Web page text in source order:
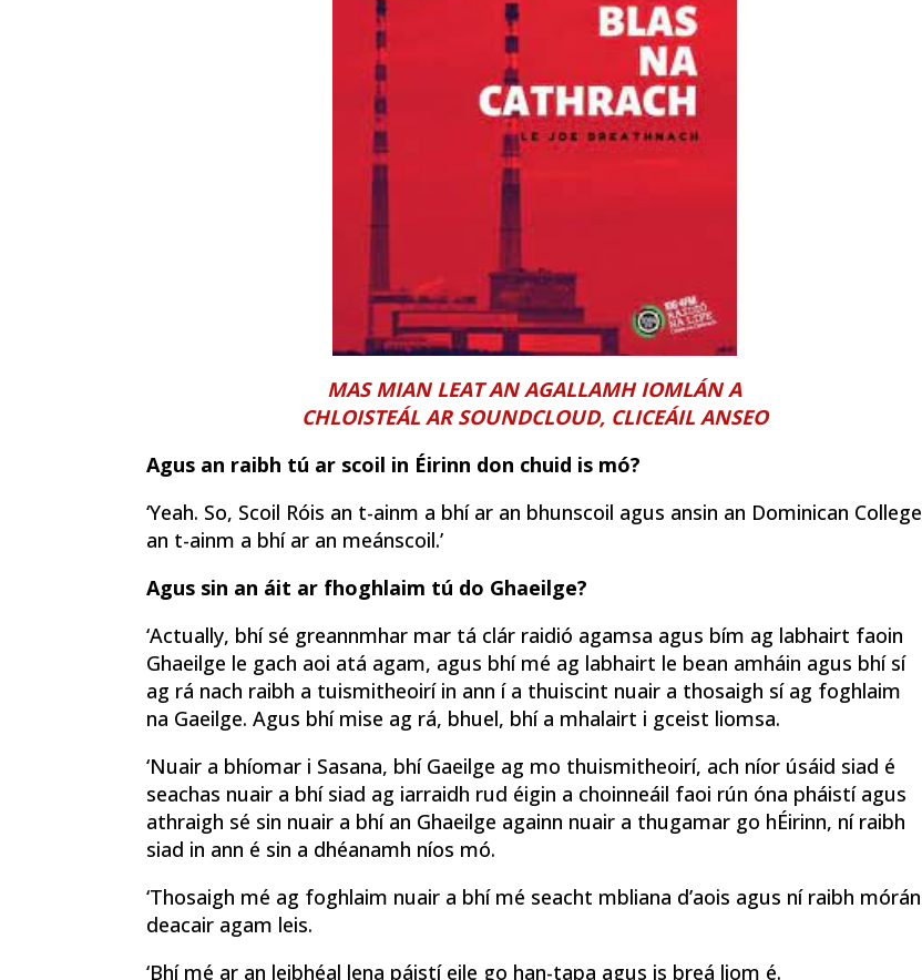
MAS MIAN LEAT AN AGALLAMH IOMLÁN A
CHLOISTEÁL AR SOUNDCLOUD, CLICEÁIL ANSEO
Agus an raibh tú ar scoil in Éirinn don chuid is mó?
‘Yeah. So, Scoil Róis an t-ainm a bhí ar an bhunscoil agus ansin an Dominican College
an t-ainm a bhí ar an meánscoil.’
Agus sin an áit ar fhoghlaim tú do Ghaeilge?
‘Actually, bhí sé greannmhar mar tá clár raidió agamsa agus bím ag labhairt faoin
Ghaeilge le gach aoi atá agam, agus bhí mé ag labhairt le bean amháin agus bhí sí
ag rá nach raibh a tuismitheoirí in ann í a thuiscint nuair a thosaigh sí ag foghlaim
na Gaeilge. Agus bhí mise ag rá, bhuel, bhí a mhalairt i gceist liomsa.
‘Nuair a bhíomar i Sasana, bhí Gaeilge ag mo thuismitheoirí, ach níor úsáid siad é
seachas nuair a bhí siad ag iarraidh rud éigin a choinneáil faoi rún óna pháistí agus
athraigh sé sin nuair a bhí an Ghaeilge againn nuair a thugamar go hÉirinn, ní raibh
siad in ann é sin a dhéanamh níos mó.
‘Thosaigh mé ag foghlaim nuair a bhí mé seacht mbliana d’aois agus ní raibh mórán
deacair agam leis.
‘Bhí mé ar an leibhéal lena páistí eile go han-tapa agus is breá liom é.